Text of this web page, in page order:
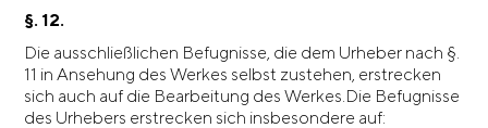
§. 12.
Die ausschließlichen Befugnisse, die dem Urheber nach §.
11 in Ansehung des Werkes selbst zustehen, erstrecken
sich auch auf die Bearbeitung des Werkes.Die Befugnisse
des Urhebers erstrecken sich insbesondere auf: